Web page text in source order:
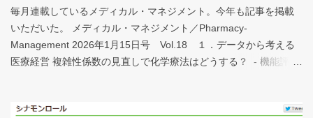
復元したものだ。写真だけでは、大きさが分かりづらいはずだ。
今月訪れた武蔵国府跡 実際には10分の1サイズの模型なので、そ
れほど大きくない。人が一緒に写っている新聞記事（ （まちの記
憶）武蔵国府跡 東京都府中市：朝日新聞デジタル ）を見れば、
い。平均値で見ても情報は十分でないかもしれない。しかし、ヒ
毎月連載しているメディカル・マネジメント。今年も記事を掲載
いただいた。 メディカル・マネジメント／Pharmacy-
Management 2026年1月15日号 Vol.18 １．データから考える
医療経営 複雑性係数の見直しで化学療法はどうする？ - 機能評価
は微妙だ・・・と言い続けて10数年、ようやく見直されるよう